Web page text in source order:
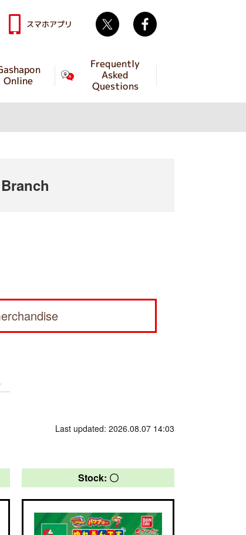
Online
Frequently
Asked
Questions
スマホアプリ Twitter
Last updated: 2026.08.07 14:03
Stock: 〇